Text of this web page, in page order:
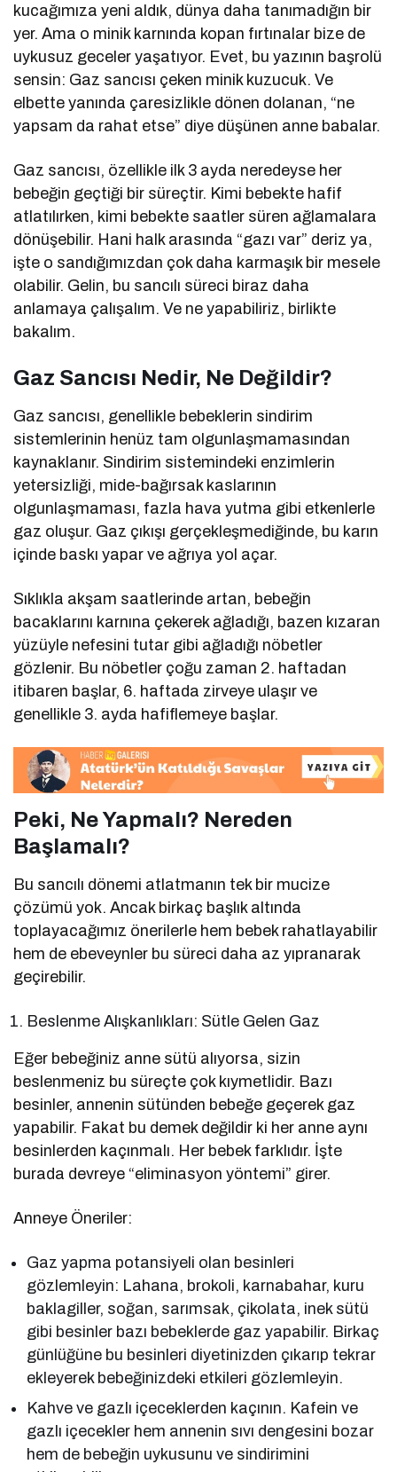
kucağımıza yeni aldık, dünya daha tanımadığın bir
yer. Ama o minik karnında kopan fırtınalar bize de
uykusuz geceler yaşatıyor. Evet, bu yazının başrolü
sensin: Gaz sancısı çeken minik kuzucuk. Ve
elbette yanında çaresizlikle dönen dolanan, “ne
yapsam da rahat etse” diye düşünen anne babalar.
Gaz sancısı, özellikle ilk 3 ayda neredeyse her
bebeğin geçtiği bir süreçtir. Kimi bebekte hafif
atlatılırken, kimi bebekte saatler süren ağlamalara
dönüşebilir. Hani halk arasında “gazı var” deriz ya,
işte o sandığımızdan çok daha karmaşık bir mesele
olabilir. Gelin, bu sancılı süreci biraz daha
anlamaya çalışalım. Ve ne yapabiliriz, birlikte
bakalım.
Gaz Sancısı Nedir, Ne Değildir?
Gaz sancısı, genellikle bebeklerin sindirim
sistemlerinin henüz tam olgunlaşmamasından
kaynaklanır. Sindirim sistemindeki enzimlerin
yetersizliği, mide-bağırsak kaslarının
olgunlaşmaması, fazla hava yutma gibi etkenlerle
gaz oluşur. Gaz çıkışı gerçekleşmediğinde, bu karın
içinde baskı yapar ve ağrıya yol açar.
Sıklıkla akşam saatlerinde artan, bebeğin
bacaklarını karnına çekerek ağladığı, bazen kızaran
yüzüyle nefesini tutar gibi ağladığı nöbetler
gözlenir. Bu nöbetler çoğu zaman 2. haftadan
itibaren başlar, 6. haftada zirveye ulaşır ve
genellikle 3. ayda hafiflemeye başlar.
Peki, Ne Yapmalı? Nereden
Başlamalı?
Bu sancılı dönemi atlatmanın tek bir mucize
çözümü yok. Ancak birkaç başlık altında
toplayacağımız önerilerle hem bebek rahatlayabilir
hem de ebeveynler bu süreci daha az yıpranarak
geçirebilir.
Beslenme Alışkanlıkları: Sütle Gelen Gaz
Eğer bebeğiniz anne sütü alıyorsa, sizin
beslenmeniz bu süreçte çok kıymetlidir. Bazı
besinler, annenin sütünden bebeğe geçerek gaz
yapabilir. Fakat bu demek değildir ki her anne aynı
besinlerden kaçınmalı. Her bebek farklıdır. İşte
burada devreye “eliminasyon yöntemi” girer.
Anneye Öneriler:
Gaz yapma potansiyeli olan besinleri
gözlemleyin: Lahana, brokoli, karnabahar, kuru
baklagiller, soğan, sarımsak, çikolata, inek sütü
gibi besinler bazı bebeklerde gaz yapabilir. Birkaç
günlüğüne bu besinleri diyetinizden çıkarıp tekrar
ekleyerek bebeğinizdeki etkileri gözlemleyin.
Kahve ve gazlı içeceklerden kaçının. Kafein ve
gazlı içecekler hem annenin sıvı dengesini bozar
hem de bebeğin uykusunu ve sindirimini